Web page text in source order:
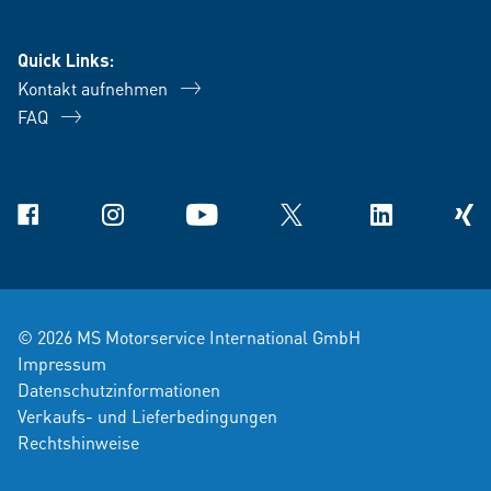
Quick Links:
Kontakt aufnehmen
FAQ
Facebook Instagram YouTube X Linkedin Xing
© 2026 MS Motorservice International GmbH
Impressum
Datenschutzinformationen
Verkaufs- und Lieferbedingungen
Rechtshinweise